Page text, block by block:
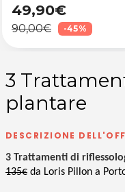
49,90€
90,00€ -45%
3
plantare
DESCRIZIONE
3 Trattamenti di
135€ da Loris Pillon a